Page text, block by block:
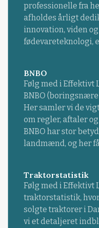
professionelle fra
afholdes årligt
innovation, viden
fødevareteknologi,
BNBO
Følg med i
BNBO
Her samler vi de
om regler, aftaler
BNBO har stor
landmænd, og her
Traktorstatistik
Følg med i Effektivt
traktorstatistik,
solgte traktorer i
vi et detaljeret